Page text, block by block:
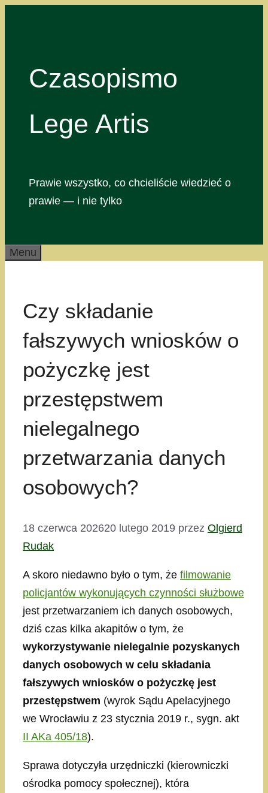
Czasopismo
Lege Artis
Prawie wszystko, co chcieliście wiedzieć o
prawie — i nie tylko
Menu
Czy składanie
fałszywych wniosków o
pożyczkę jest
przestępstwem
nielegalnego
przetwarzania danych
osobowych?
18 czerwca 202620 lutego 2019 przez Olgierd
Rudak
A skoro niedawno było o tym, że filmowanie
policjantów wykonujących czynności służbowe
jest przetwarzaniem ich danych osobowych,
dziś czas kilka akapitów o tym, że
wykorzystywanie nielegalnie pozyskanych
danych osobowych w celu składania
fałszywych wniosków o pożyczkę jest
przestępstwem (wyrok Sądu Apelacyjnego
we Wrocławiu z 23 stycznia 2019 r., sygn. akt
II AKa 405/18).
Sprawa dotyczyła urzędniczki (kierowniczki
ośrodka pomocy społecznej), która